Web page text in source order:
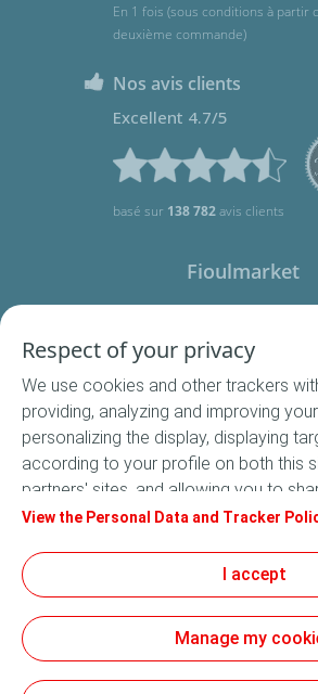
En 1 fois (sous conditions à partir
deuxième commande)
Nos avis clients
Excellent 4.7/5
basé sur 138 782avis clients
Fioulmarket
Nous contacter
Suivez-nous
Conditions Générales de Vente
Mentions légales
Données Personnelles
Cookies
Respect of your privacy
We use cookies and other trackers
providing, analyzing and improving
personalizing the display, displaying
according to your profile on both this
partners' sites, and allowing you to
social media. In accordance with
default. You can change your cookie
by clicking on the "Manage my
on the "Accept" button, you agree
cookies on your device. If you click on
View the Personal Data and Tracker
I accept
Manage my